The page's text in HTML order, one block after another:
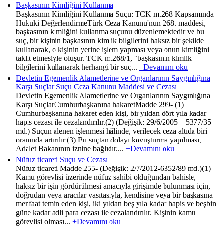
Başkasının Kimliğini Kullanma
Başkasının Kimliğini Kullanma Suçu: TCK m.268 Kapsamında
Hukuki DeğerlendirmeTürk Ceza Kanunu'nun 268. maddesi,
başkasının kimliğini kullanma suçunu düzenlemektedir ve bu
suç, bir kişinin başkasının kimlik bilgilerini haksız bir şekilde
kullanarak, o kişinin yerine işlem yapması veya onun kimliğini
taklit etmesiyle oluşur. TCK m.268/1, “başkasının kimlik
bilgilerini kullanarak herhangi bir suç... +Devamını oku
Devletin Egemenlik Alametlerine ve Organlarının Saygınlığına
Karşı Suçlar Suçu Ceza Kanunu Maddesi ve Cezası
Devletin Egemenlik Alametlerine ve Organlarının Saygınlığına
Karşı SuçlarCumhurbaşkanına hakaretMadde 299- (1)
Cumhurbaşkanına hakaret eden kişi, bir yıldan dört yıla kadar
hapis cezası ile cezalandırılır.(2) (Değişik: 29/6/2005 – 5377/35
md.) Suçun alenen işlenmesi hâlinde, verilecek ceza altıda biri
oranında artırılır.(3) Bu suçtan dolayı kovuşturma yapılması,
Adalet Bakanının iznine bağlıdır.... +Devamını oku
Nüfuz ticareti Suçu ve Cezası
Nüfuz ticareti Madde 255- (Değişik: 2/7/2012-6352/89 md.)(1)
Kamu görevlisi üzerinde nüfuz sahibi olduğundan bahisle,
haksız bir işin gördürülmesi amacıyla girişimde bulunması için,
doğrudan veya aracılar vasıtasıyla, kendisine veya bir başkasına
menfaat temin eden kişi, iki yıldan beş yıla kadar hapis ve beşbin
güne kadar adli para cezası ile cezalandırılır. Kişinin kamu
görevlisi olması... +Devamını oku